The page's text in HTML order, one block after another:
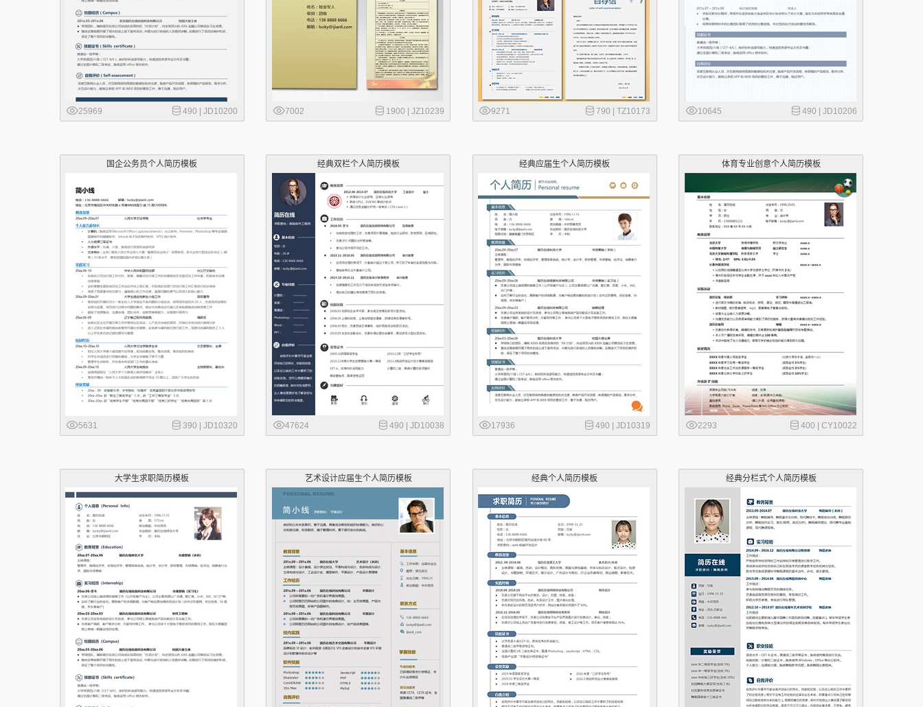
25969 490 |JD10200 7002 1900 | JZ10239 9271 790 |TZ10173 10645 490 | JD10206
国企公务员个人简历模板
5631 390 |JD10320
经典双栏个人简历模板
47624 490 | JD10038
经典应届生个人简历模板
17936 490 |JD10319
体育专业创意个人简历模板
2293 400 | CY10022
大学生求职简历模板 艺术设计应届生个人简历模板 经典个人简历模板 经典分栏式个人简历模板